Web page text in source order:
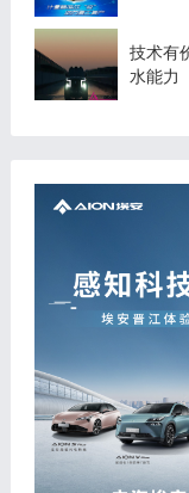
技术有
水能力